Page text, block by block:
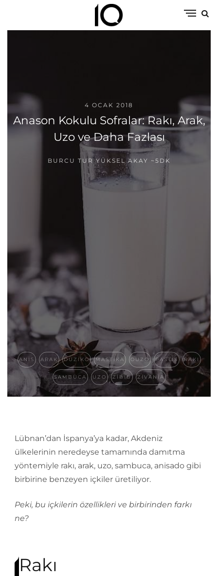
4 OCAK 2018
Anason Kokulu Sofralar: Rakı, Arak,
Uzo ve Daha Fazlası
BURCU TUR YÜKSEL AKAY ~5DK
ANIS ARAK DÜZIKO MASTIKA OUZO PASTIS RAKI
SAMBUCA UZO ZIBIB ZIVANIA
Lübnan’dan İspanya’ya kadar, Akdeniz
ülkelerinin neredeyse tamamında damıtma
yöntemiyle rakı, arak, uzo, sambuca, anisado gibi
birbirine benzeyen içkiler üretiliyor.
Peki, bu içkilerin özellikleri ve birbirinden farkı
ne?
Rakı